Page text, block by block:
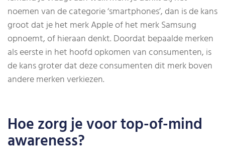
noemen van de categorie ‘smartphones’, dan is de kans
groot dat je het merk Apple of het merk Samsung
opnoemt, of hieraan denkt. Doordat bepaalde merken
als eerste in het hoofd opkomen van consumenten, is
de kans groter dat deze consumenten dit merk boven
andere merken verkiezen.
Hoe zorg je voor top-of-mind
awareness?